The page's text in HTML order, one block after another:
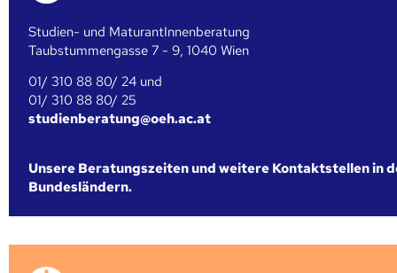
Studien- und MaturantInnenberatung
Taubstummengasse 7 - 9, 1040 Wien
01/ 310 88 80/ 24 und
01/ 310 88 80/ 25
studienberatung@oeh.ac.at
Unsere Beratungszeiten und weitere Kontaktstellen in
Bundesländern.